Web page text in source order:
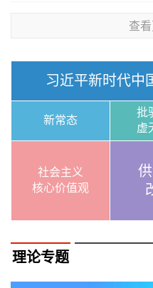
查
习近平新时代中
新常态
批
虚
社会主义
核心价值观
理论专题